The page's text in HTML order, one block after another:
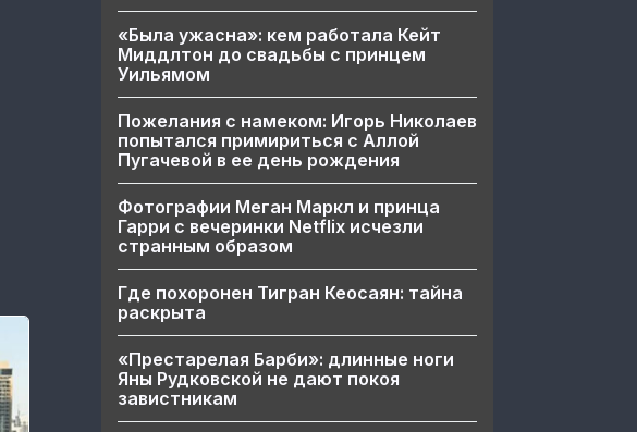
«Была ужасна»: кем работала Кейт
Миддлтон до свадьбы с принцем
Уильямом
Пожелания с намеком: Игорь Николаев
попытался примириться с Аллой
Пугачевой в ее день рождения
Фотографии Меган Маркл и принца
Гарри с вечеринки Netflix исчезли
странным образом
Где похоронен Тигран Кеосаян: тайна
раскрыта
«Престарелая Барби»: длинные ноги
Яны Рудковской не дают покоя
завистникам